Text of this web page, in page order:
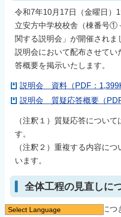
令和7年10月17日（金曜日）
立安方中学校校舎（棟番号①
関する説明会」が開催されま
説明会において配布させてい
答概要を掲示いたします。
説明会 資料（PDF：
説明会 質疑応答概要（PDF
（注釈１）質疑応答につい
す。
（注釈２）重複する内容に
います。
全体工程の見直しに
安方中学校の改築工事につ
Select Language